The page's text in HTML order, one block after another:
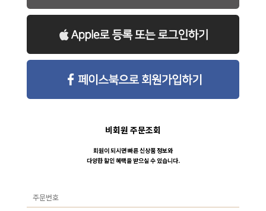
비회원 주문조회
회원이 되시면 빠른 신상품 정보와
다양한 할인 혜택을 받으실 수 있습니다.